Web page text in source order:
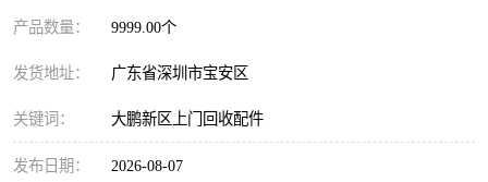
产品数量： 9999.00个
发货地址： 广东省深圳市宝安区
关键词： 大鹏新区上门回收配件
发布日期： 2026-08-07